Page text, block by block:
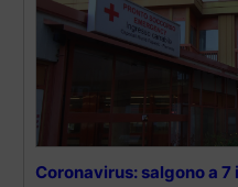
Coronavirus: salgono a